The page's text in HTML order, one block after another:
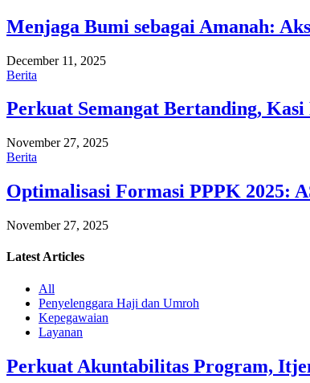
Menjaga Bumi sebagai Amanah:
December 11, 2025
Berita
Perkuat Semangat Bertanding,
November 27, 2025
Berita
Optimalisasi Formasi PPPK 2025:
November 27, 2025
Latest Articles
All
Penyelenggara Haji dan Umroh
Kepegawaian
Layanan
Perkuat Akuntabilitas Program,